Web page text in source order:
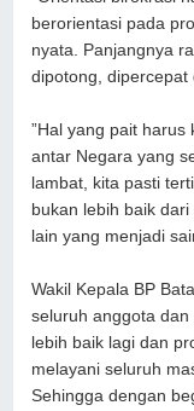
berorientasi pada
nyata. Panjangnya
dipotong, dipercepat
”Hal yang pait
antar Negara yang
lambat, kita pasti
bukan lebih baik
lain yang menjadi
Wakil Kepala BP
seluruh anggota
lebih baik lagi dan
melayani seluruh
Sehingga dengan